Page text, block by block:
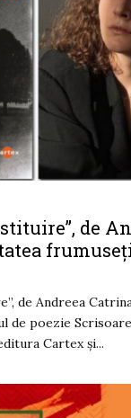
de
de Andreea
de poezie
Cartex și...